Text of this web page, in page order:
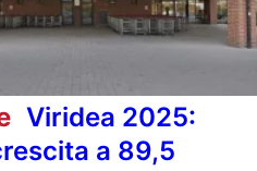
Viridea 2025:
a 89,5